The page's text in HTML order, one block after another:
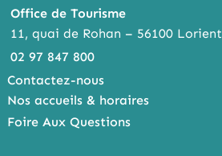
Office de Tourisme
11, quai de Rohan – 56100 Lorient
02 97 847 800
Contactez-nous
Nos accueils & horaires
Foire Aux Questions